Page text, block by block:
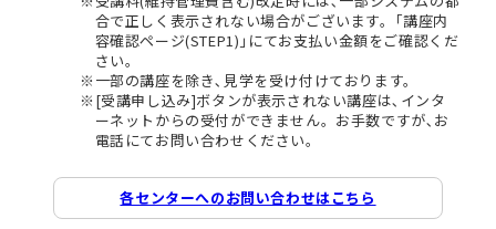
合で正しく表示されない場合がございます。｢講座内
容確認ページ(STEP1)｣にてお支払い金額をご確認くだ
さい。
一部の講座を除き､見学を受け付けております。
[受講申し込み]ボタンが表示されない講座は､インタ
ーネットからの受付ができません。お手数ですが､お
電話にてお問い合わせください。
各センターへのお問い合わせはこちら